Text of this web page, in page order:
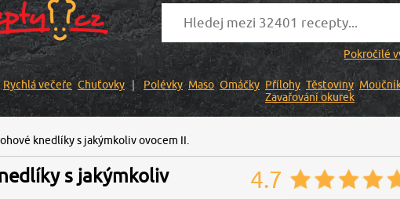
Pokročilé
Rychlá večeře Chuťovky Polévky Maso Omáčky Přílohy Těstoviny
Zavařování okurek
knedlíky s jakýmkoliv ovocem II.
s jakýmkoliv
4.7